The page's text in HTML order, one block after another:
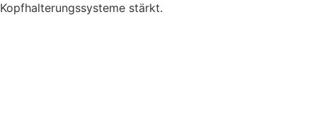
Kopfhalterungssysteme stärkt.